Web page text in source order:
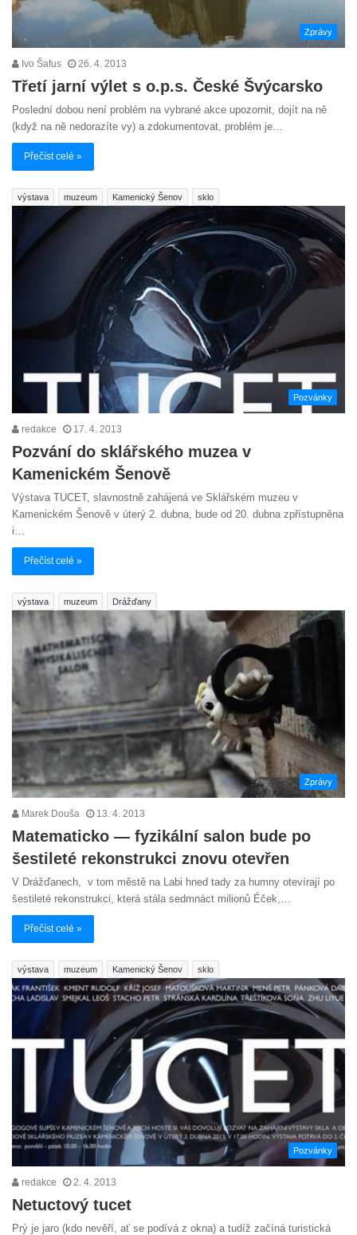
Zprávy
Ivo Šafus 26. 4. 2013
Třetí jarní výlet s o.p.s. České Švýcarsko
Poslední dobou není problém na vybrané akce upozornit, dojít na ně
(když na ně nedorazíte vy) a zdokumentovat, problém je…
Přečíst celé »
výstava muzeum Kamenický Šenov sklo
Pozvánky
redakce 17. 4. 2013
Pozvání do sklářského muzea v
Kamenickém Šenově
Výstava TUCET, slavnostně zahájená ve Sklářském muzeu v
Kamenickém Šenově v úterý 2. dubna, bude od 20. dubna zpřístupněna
i…
Přečíst celé »
výstava muzeum Drážďany
Zprávy
Marek Douša 13. 4. 2013
Matematicko — fyzikální salon bude po
šestileté rekonstrukci znovu otevřen
V Drážďanech, v tom městě na Labi hned tady za humny otevírají po
šestileté rekonstrukci, která stála sedmnáct milionů Éček,…
Přečíst celé »
výstava muzeum Kamenický Šenov sklo
Pozvánky
redakce 2. 4. 2013
Netuctový tucet
Prý je jaro (kdo nevěří, ať se podívá z okna) a tudíž začíná turistická